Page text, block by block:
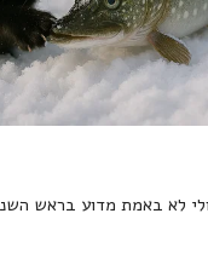
לא באמת מדוע בראש